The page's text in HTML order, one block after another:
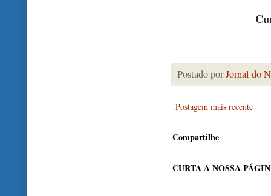
Postado porJornal do
Postagem mais recente
Compartilhe
CURTA A NOSSA